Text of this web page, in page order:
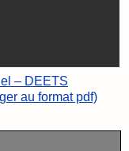
– DEETS
au format pdf)